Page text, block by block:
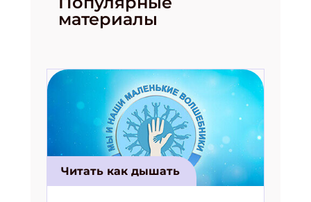
материалы
Читать как дышать